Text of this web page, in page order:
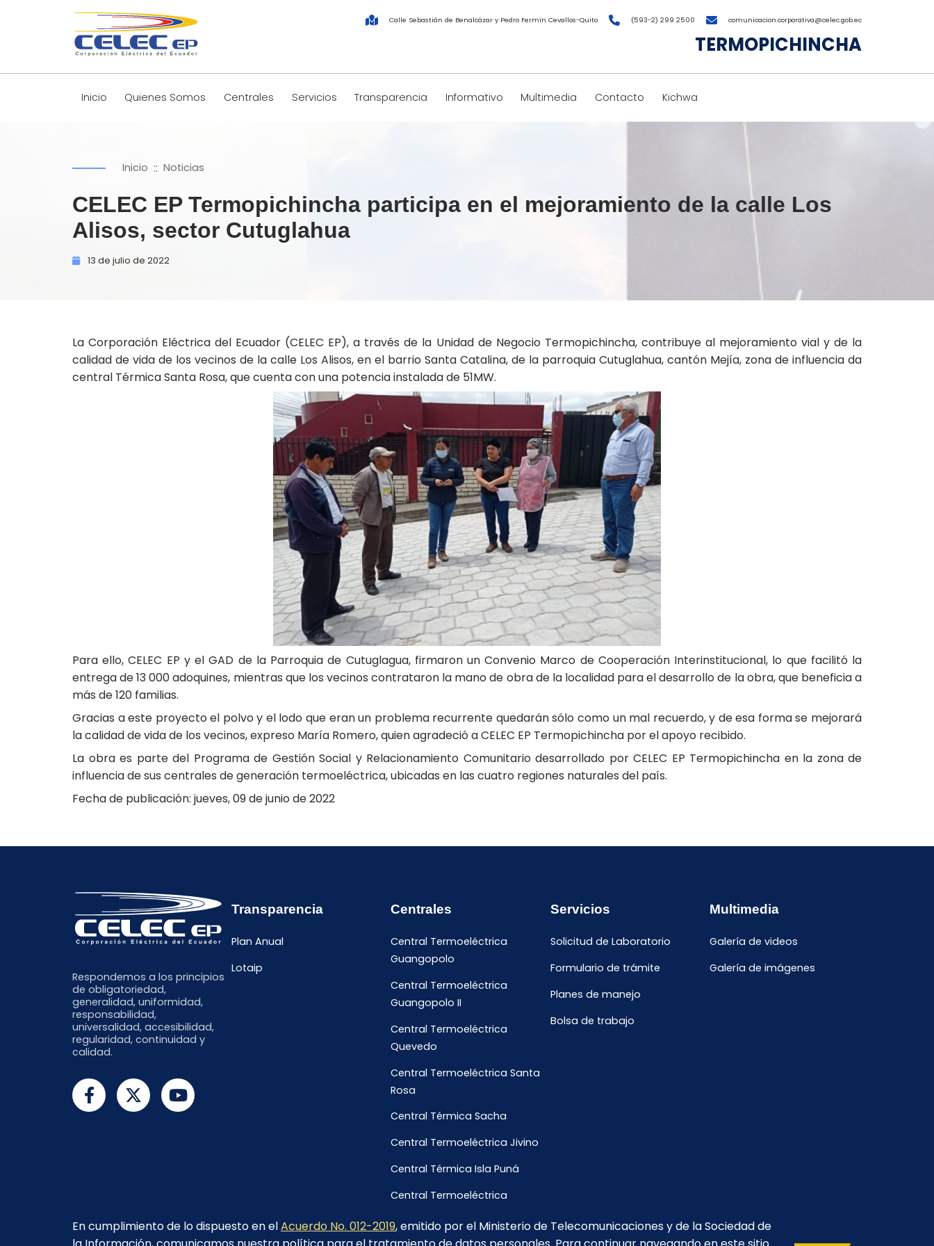
Calle Sebastián de Benalcázar y Pedro Fermín Cevallos-Quito (593-2) 299 2500 comunicacion.corporativa@celec.gob.ec
TERMOPICHINCHA
Inicio Quienes Somos Centrales Servicios Transparencia Informativo Multimedia Contacto Kichwa
Inicio :: Noticias
CELEC EP Termopichincha participa en el mejoramiento de la calle Los
Alisos, sector Cutuglahua
13 de julio de 2022
La Corporación Eléctrica del Ecuador (CELEC EP), a través de la Unidad de Negocio Termopichincha, contribuye al mejoramiento vial y de la
calidad de vida de los vecinos de la calle Los Alisos, en el barrio Santa Catalina, de la parroquia Cutuglahua, cantón Mejía, zona de influencia da
central Térmica Santa Rosa, que cuenta con una potencia instalada de 51MW.
Para ello, CELEC EP y el GAD de la Parroquia de Cutuglagua, firmaron un Convenio Marco de Cooperación Interinstitucional, lo que facilitó la
entrega de 13 000 adoquines, mientras que los vecinos contrataron la mano de obra de la localidad para el desarrollo de la obra, que beneficia a
más de 120 familias.
Gracias a este proyecto el polvo y el lodo que eran un problema recurrente quedarán sólo como un mal recuerdo, y de esa forma se mejorará
la calidad de vida de los vecinos, expreso María Romero, quien agradeció a CELEC EP Termopichincha por el apoyo recibido.
La obra es parte del Programa de Gestión Social y Relacionamiento Comunitario desarrollado por CELEC EP Termopichincha en la zona de
influencia de sus centrales de generación termoeléctrica, ubicadas en las cuatro regiones naturales del país.
Fecha de publicación: jueves, 09 de junio de 2022
Respondemos a los principios
de obligatoriedad,
generalidad, uniformidad,
responsabilidad,
universalidad, accesibilidad,
regularidad, continuidad y
calidad.
Transparencia
Plan Anual
Lotaip
Centrales
Central Termoeléctrica
Guangopolo
Central Termoeléctrica
Guangopolo II
Central Termoeléctrica
Quevedo
Central Termoeléctrica Santa
Rosa
Central Térmica Sacha
Central Termoeléctrica Jivino
Central Térmica Isla Puná
Central Termoeléctrica
Servicios
Solicitud de Laboratorio
Formulario de trámite
Planes de manejo
Bolsa de trabajo
Multimedia
Galería de videos
Galería de imágenes
En cumplimiento de lo dispuesto en elAcuerdo No. 012-2019, emitido por el Ministerio de Telecomunicaciones y de la Sociedad de